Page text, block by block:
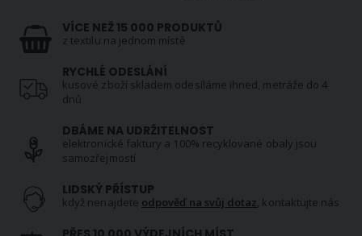
VÍCE NEŽ 15 000 PRODUKTŮ
z textilu na jednom místě
RYCHLÉ ODESLÁNÍ
kusové zboží skladem odesíláme ihned, metráže do 4
dnů
DBÁME NA UDRŽITELNOST
elektronické faktury a 100% recyklované obaly jsou
samozřejmostí
LIDSKÝ PŘÍSTUP
když nenajdete odpověď na svůj dotaz , kontaktujte nás